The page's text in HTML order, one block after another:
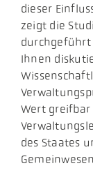
dieser
zeigt die
durchgeführt
Ihnen
Wert greifbar
des Staates